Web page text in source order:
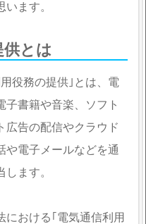
ます。
供とは
役務の提供｣とは、電
子書籍や音楽、ソフト
広告の配信やクラウド
や電子メールなどを通
ます。
における｢電気通信利用